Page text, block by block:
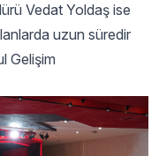
Vedat Yoldaş ise
uzun süredir
Gelişim